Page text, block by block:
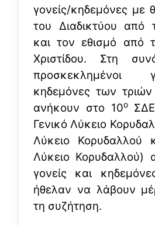
γονείς/κηδεμόνες με
του Διαδικτύου από
και τον εθισμό από
Χριστίδου. Στη
προσκεκλημένοι
κηδεμόνες των
ανήκουν στο 10ο
Γενικό Λύκειο
Λύκειο Κορυδαλλού
Λύκειο Κορυδαλλού)
γονείς και
ήθελαν να λάβουν
τη συζήτηση.